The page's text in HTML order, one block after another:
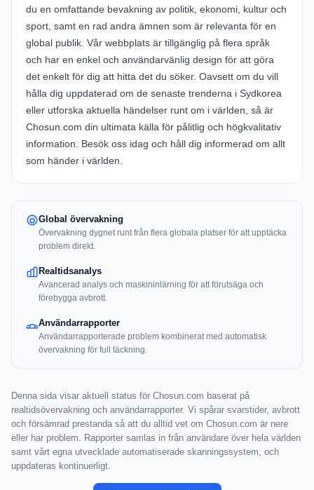
du en omfattande bevakning av politik, ekonomi, kultur och
sport, samt en rad andra ämnen som är relevanta för en
global publik. Vår webbplats är tillgänglig på flera språk
och har en enkel och användarvänlig design för att göra
det enkelt för dig att hitta det du söker. Oavsett om du vill
hålla dig uppdaterad om de senaste trenderna i Sydkorea
eller utforska aktuella händelser runt om i världen, så är
Chosun.com din ultimata källa för pålitlig och högkvalitativ
information. Besök oss idag och håll dig informerad om allt
som händer i världen.
Global övervakning
Övervakning dygnet runt från flera globala platser för att upptäcka
problem direkt.
Realtidsanalys
Avancerad analys och maskininlärning för att förutsäga och
förebygga avbrott.
Användarrapporter
Användarrapporterade problem kombinerat med automatisk
övervakning för full täckning.
Denna sida visar aktuell status för Chosun.com baserat på
realtidsövervakning och användarrapporter. Vi spårar svarstider, avbrott
och försämrad prestanda så att du alltid vet om Chosun.com är nere
eller har problem. Rapporter samlas in från användare över hela världen
samt vårt egna utvecklade automatiserade skanningssystem, och
uppdateras kontinuerligt.